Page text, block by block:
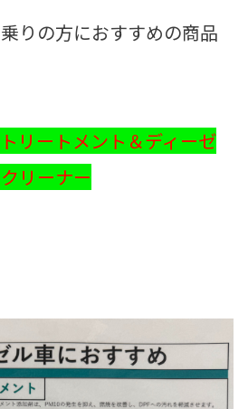
りの方におすすめの商品
リートメント＆ディーゼ
リーナー